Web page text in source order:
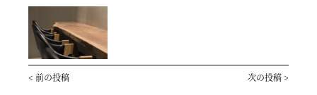
< 前の投稿 次の投稿 >